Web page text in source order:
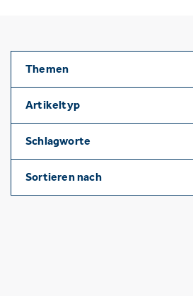
Themen
Artikeltyp
Schlagworte
Sortieren nach